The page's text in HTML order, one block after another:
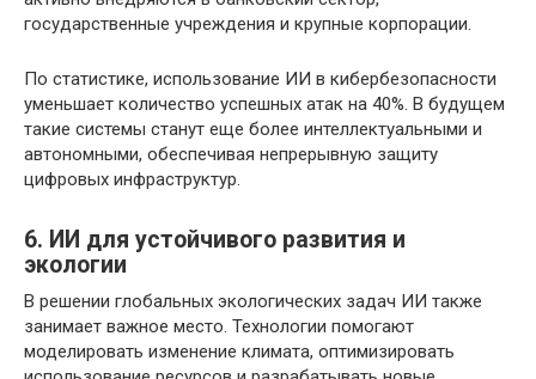
государственные учреждения и крупные корпорации.
По статистике, использование ИИ в кибербезопасности
уменьшает количество успешных атак на 40%. В будущем
такие системы станут еще более интеллектуальными и
автономными, обеспечивая непрерывную защиту
цифровых инфраструктур.
6. ИИ для устойчивого развития и
экологии
В решении глобальных экологических задач ИИ также
занимает важное место. Технологии помогают
моделировать изменение климата, оптимизировать